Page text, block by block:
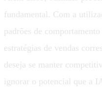
fundamental. Com a
padrões de
estratégias de vendas
deseja se manter
ignorar o potencial que a